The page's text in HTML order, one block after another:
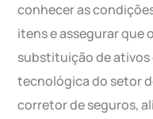
conhecer as
itens e assegurar que
substituição de
tecnológica do setor
corretor de seguros,